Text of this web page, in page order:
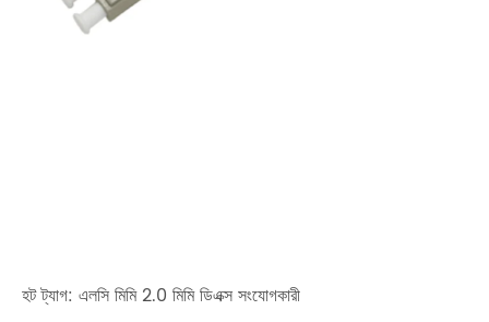
হট ট্যাগ: এলসি মিমি 2.0 মিমি ডিএক্স সংযোগকারী